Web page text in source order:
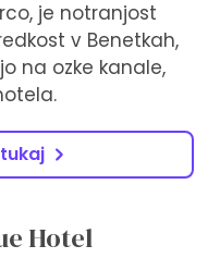
je notranjost
v Benetkah,
na ozke kanale,
Hotel